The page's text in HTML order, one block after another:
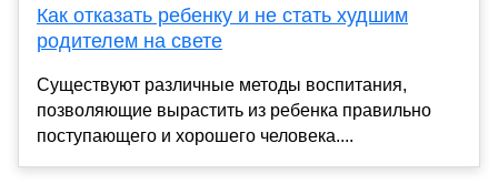
Как отказать ребенку и не стать худшим
родителем на свете
Существуют различные методы воспитания,
позволяющие вырастить из ребенка правильно
поступающего и хорошего человека....